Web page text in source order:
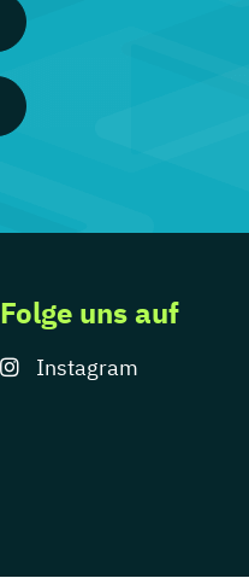
Folge uns auf
Instagram